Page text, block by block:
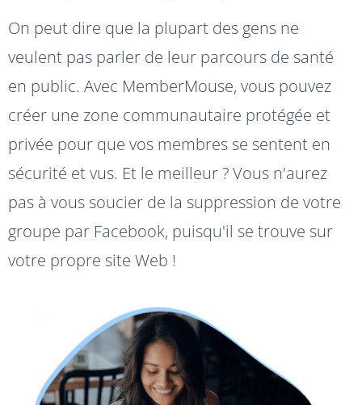
On peut dire que la plupart des gens ne
veulent pas parler de leur parcours de santé
en public. Avec MemberMouse, vous pouvez
créer une zone communautaire protégée et
privée pour que vos membres se sentent en
sécurité et vus. Et le meilleur ? Vous n'aurez
pas à vous soucier de la suppression de votre
groupe par Facebook, puisqu'il se trouve sur
votre propre site Web !